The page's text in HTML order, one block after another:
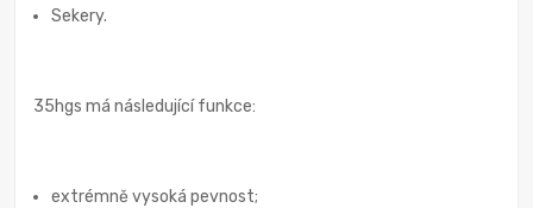
Sekery.
35hgs má následující funkce:
extrémně vysoká pevnost;